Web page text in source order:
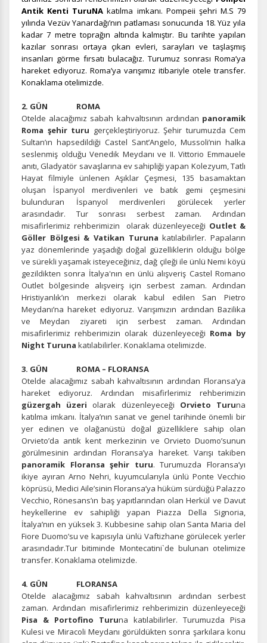
Antik Kenti TuruNAkatılma imkanı. Pompeii şehri M.S 79
yılında Vezüv Yanardağı’nın patlaması sonucunda 18. Yüz yıla
kadar 7 metre toprağın altında kalmıştır. Bu tarihte yapılan
kazılar sonrası ortaya çıkan evleri, sarayları ve taşlaşmış
insanları görme fırsatı bulacağız. Turumuz sonrası Roma’ya
hareket ediyoruz. Roma’ya varışımız itibariyle otele transfer.
Konaklama otelimizde.
2. GÜN ROMA
Otelde alacağımız sabah kahvaltısının ardından panoramik
Roma şehir turu gerçekleştiriyoruz. Şehir turumuzda Cem
Sultan’ın hapsedildiği Castel Sant’Angelo, Mussoli’nin halka
seslenmiş olduğu Venedik Meydanı ve II. Vittorio Emmauele
anıtı, Gladyatör savaşlarına ev sahipliği yapan Kolezyum, Tatlı
Hayat filmiyle ünlenen Aşıklar Çeşmesi, 135 basamaktan
oluşan İspanyol merdivenleri ve batık gemi çeşmesini
bulunduran İspanyol merdivenleri görülecek yerler
arasındadır. Tur sonrası serbest zaman. Ardından
misafirlerimiz rehberimizin
olarak düzenleyeceği Outlet &
Göller Bölgesi & Vatikan Turunakatılabilirler. Papaların
yaz dönemlerinde yaşadığı doğal güzelliklerin olduğu bölge
ve sürekli yaşamak isteyeceğiniz, dağ çileği ile ünlü Nemi köyü
gezildikten sonra İtalya'nın en ünlü alışveriş Castel Romano
Outlet bölgesinde alışveirş için serbest zaman. Ardından
Hristiyanlık’ın merkezi olarak kabul edilen San Pietro
Meydanı’na hareket ediyoruz. Varışımızın ardından Bazilika
ve Meydan ziyareti için serbest zaman. Ardından
misafirlerimiz rehberimizin olarak düzenleyeceği Roma by
Night Turuna katılabilirler. Konaklama otelimizde.
3. GÜN ROMA – FLORANSA
Otelde alacağımız sabah kahvaltısının ardından Floransa’ya
hareket ediyoruz. Ardından misafirlerimiz rehberimizin
güzergah üzeri olarak düzenleyeceği Orvieto Turuna
katılma imkanı. İtalya’nın sanat ve genel tarihinde önemli bir
yer edinen ve olağanüstü doğal güzelliklere sahip olan
Orvieto’da antik kent merkezinin ve Orvieto Duomo’sunun
görülmesinin ardından Floransa’ya hareket. Varışı takiben
panoramik Floransa şehir turu. Turumuzda Floransa’yı
ikiye ayıran Arno Nehri, kuyumcularıyla ünlü Ponte Vecchio
köprüsü, Medici Aile’sinin Floransa’ya hüküm sürdüğü Palazzo
Vecchio, Rönesans’ın baş yapıtlarından olan Herkül ve Davut
heykellerine ev sahipliği yapan Piazza Della Signoria,
İtalya’nın en yüksek 3. Kubbesine sahip olan Santa Maria del
Fiore Duomo’su ve kapısıyla ünlü Vaftizhane görülecek yerler
arasındadır.Tur bitiminde Montecatini`de bulunan otelimize
transfer. Konaklama otelimizde.
4. GÜN FLORANSA
Otelde alacağımız sabah kahvaltısının ardından serbest
zaman. Ardından misafirlerimiz rehberimizin düzenleyeceği
Pisa & Portofino Turuna katılabilirler. Turumuzda Pisa
Kulesi ve Miracoli Meydanı görüldükten sonra şarkılara konu